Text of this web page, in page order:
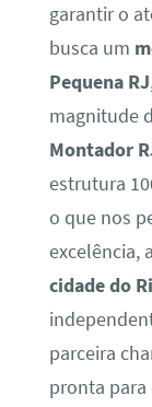
garantir o
busca um
Pequena RJ
magnitude
Montador
estrutura
o que nos
excelência,
cidade do
parceira
pronta para